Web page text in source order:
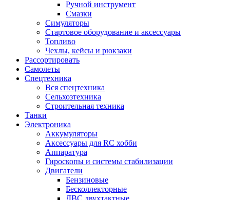
Ручной инструмент
Смазки
Симуляторы
Стартовое оборудование и аксессуары
Топливо
Чехлы, кейсы и рюкзаки
Рассортировать
Самолеты
Спецтехника
Вся спецтехника
Сельхозтехника
Строительная техника
Танки
Электроника
Аккумуляторы
Аксессуары для RC хобби
Аппаратура
Гироскопы и системы стабилизации
Двигатели
Бензиновые
Бесколлекторные
ДВС двухтактные